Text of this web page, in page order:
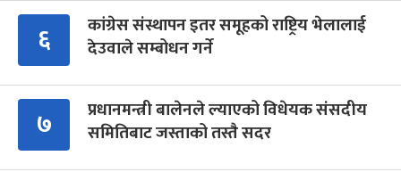
६
कांग्रेस संस्थापन इतर समूहको राष्ट्रिय भेलालाई
देउवाले सम्बोधन गर्ने
७
प्रधानमन्त्री बालेनले ल्याएको विधेयक संसदीय
समितिबाट जस्ताको तस्तै सदर